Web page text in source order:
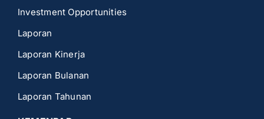
Investment Opportunities
Laporan
Laporan Kinerja
Laporan Bulanan
Laporan Tahunan